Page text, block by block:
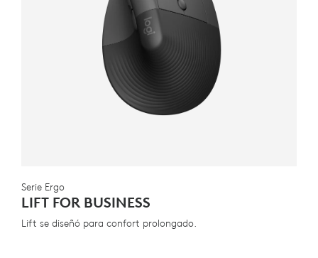
Serie Ergo
LIFT FOR BUSINESS
Lift se diseñó para confort prolongado.